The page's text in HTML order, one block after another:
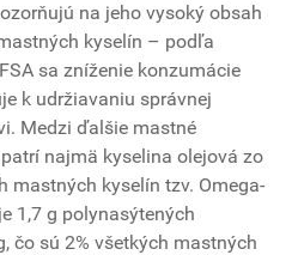
na jeho vysoký obsah
kyselín – podľa
sa zníženie konzumácie
k udržiavaniu správnej
Medzi ďalšie mastné
najmä kyselina olejová zo
mastných kyselín tzv. Omega-
1,7 g polynasýtených
čo sú 2% všetkých mastných